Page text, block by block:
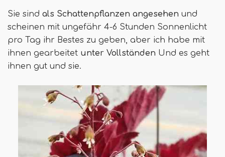
Sie sind als Schattenpflanzen angesehen und
scheinen mit ungefähr 4-6 Stunden Sonnenlicht
pro Tag ihr Bestes zu geben, aber ich habe mit
ihnen gearbeitet unter Vollständen Und es geht
ihnen gut und sie.